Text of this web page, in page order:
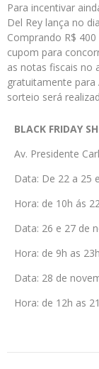
Para incentivar
Del Rey lança no
Comprando R$
cupom para
as notas fiscais no
gratuitamente para
sorteio será
BLACK FRIDAY
Av. Presidente
Data: De 22 a 25
Hora: de 10h ás
Data: 26 e 27 de
Hora: de 9h as
Data: 28 de
Hora: de 12h as